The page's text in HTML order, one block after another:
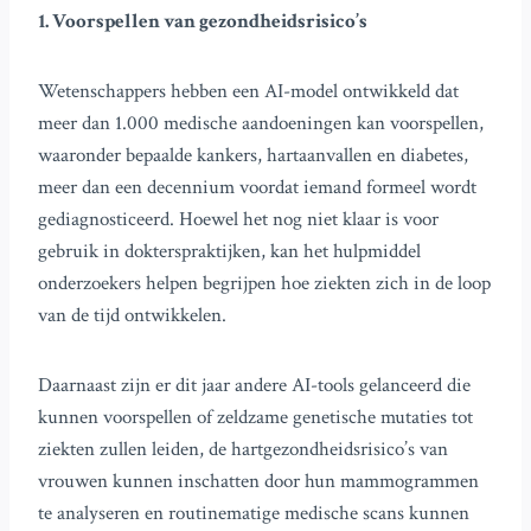
1. Voorspellen van gezondheidsrisico’s
Wetenschappers hebben een AI-model ontwikkeld dat
meer dan 1.000 medische aandoeningen kan voorspellen,
waaronder bepaalde kankers, hartaanvallen en diabetes,
meer dan een decennium voordat iemand formeel wordt
gediagnosticeerd. Hoewel het nog niet klaar is voor
gebruik in dokterspraktijken, kan het hulpmiddel
onderzoekers helpen begrijpen hoe ziekten zich in de loop
van de tijd ontwikkelen.
Daarnaast zijn er dit jaar andere AI-tools gelanceerd die
kunnen voorspellen of zeldzame genetische mutaties tot
ziekten zullen leiden, de hartgezondheidsrisico’s van
vrouwen kunnen inschatten door hun mammogrammen
te analyseren en routinematige medische scans kunnen